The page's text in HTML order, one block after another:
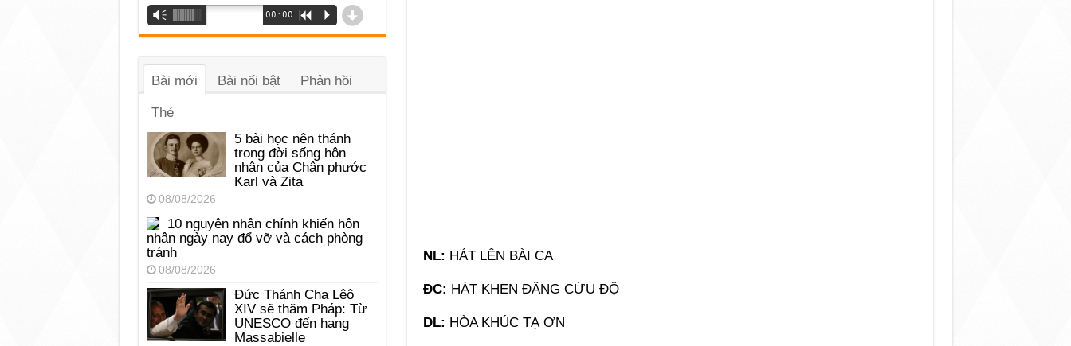
NL: HÁT LÊN BÀI CA
ĐC: HÁT KHEN ĐẤNG CỨU ĐỘ
DL: HÒA KHÚC TẠ ƠN
Trình
phát
âm
Vm 00:00 R P d
Bài mới Bài nổi bật Phản hồi
Thẻ
5 bài học nên thánh
trong đời sống hôn
nhân của Chân phước
Karl và Zita
08/08/2026
10 nguyên nhân chính khiến hôn
nhân ngày nay đổ vỡ và cách phòng
tránh
08/08/2026
Đức Thánh Cha Lêô
XIV sẽ thăm Pháp: Từ
UNESCO đến hang
Massabielle